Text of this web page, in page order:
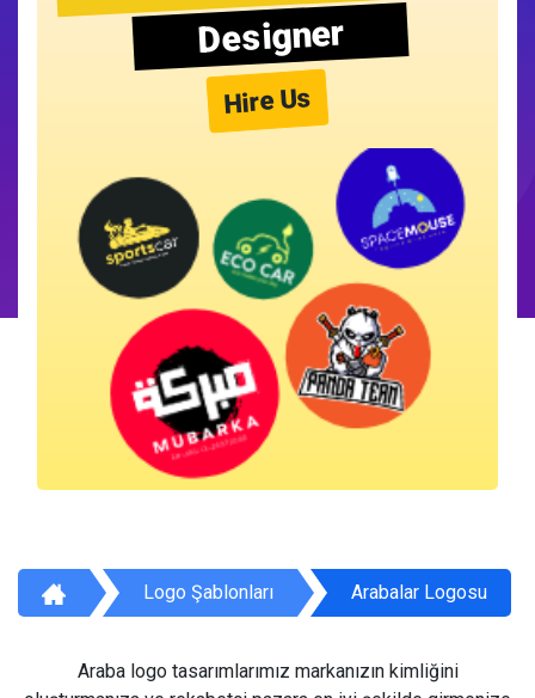
Designer
Hire Us
Logo Şablonları Arabalar Logosu
Araba logo tasarımlarımız markanızın kimliğini